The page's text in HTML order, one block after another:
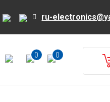
ru-
0 0